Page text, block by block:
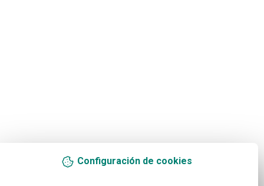
Configuración de cookies